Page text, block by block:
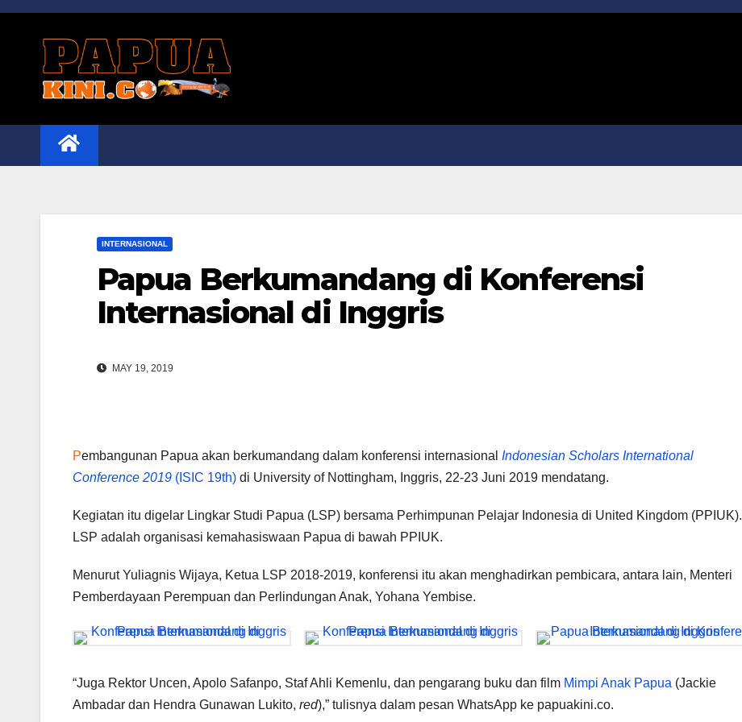
Skip
INTERNASIONAL
Papua Berkumandang di Konferensi
Internasional di Inggris
MAY 19, 2019
Pembangunan Papua akan berkumandang dalam konferensi internasional Indonesian Scholars International
Conference 2019 (ISIC 19th) di University of Nottingham, Inggris, 22-23 Juni 2019 mendatang.
Kegiatan itu digelar Lingkar Studi Papua (LSP) bersama Perhimpunan Pelajar Indonesia di United Kingdom (PPIUK).
LSP adalah organisasi kemahasiswaan Papua di bawah PPIUK.
Menurut Yuliagnis Wijaya, Ketua LSP 2018-2019, konferensi itu akan menghadirkan pembicara, antara lain, Menteri
Pemberdayaan Perempuan dan Perlindungan Anak, Yohana Yembise.
“Juga Rektor Uncen, Apolo Safanpo, Staf Ahli Kemenlu, dan pengarang buku dan film Mimpi Anak Papua (Jackie
Ambadar dan Hendra Gunawan Lukito, red),” tulisnya dalam pesan WhatsApp ke papuakini.co.